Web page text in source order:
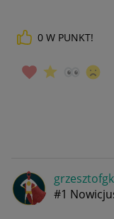
0 W PUNKT!
grzesztofgk
#1